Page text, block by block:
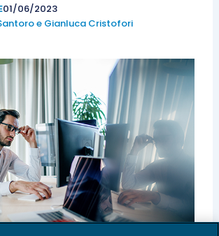
01/06/2023
e Gianluca Cristofori